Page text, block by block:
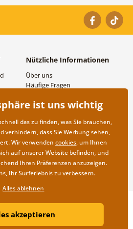
Nützliche Informationen
Über uns
Häufige Fragen
Großhandel und
©2019 © Dovido.at.
| Online-Shop erstellt von
ist uns wichtig
das zu finden, was Sie brauchen,
verhindern, dass Sie Werbung sehen,
Wir verwenden cookies, um Ihnen
auf unserer Website befinden, und
Ihren Präferenzen anzuzeigen.
Ihr Surferlebnis zu verbessern.
Alles ablehnen
akzeptieren